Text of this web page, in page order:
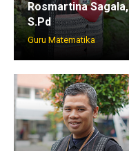
Rosmartina Sagala,
S.Pd
Guru Matematika